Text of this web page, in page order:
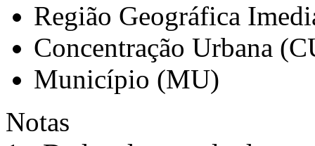
Região Geográfica
Concentração Urbana
Município (MU)
Notas